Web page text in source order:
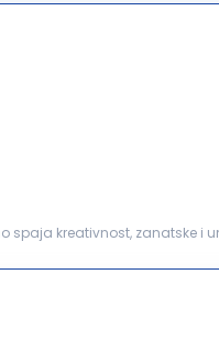
spaja kreativnost, zanatske i